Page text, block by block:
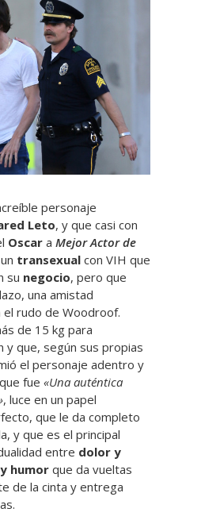
personaje
Leto, y que casi con
Oscar a Mejor Actor de
transexual con VIH que
su negocio, pero que
una amistad
rudo de Woodroof.
de 15 kg para
y que, según sus propias
el personaje adentro y
fue «Una auténtica
, luce en un papel
que le da completo
y que es el principal
entre dolor y
humor que da vueltas
de la cinta y entrega